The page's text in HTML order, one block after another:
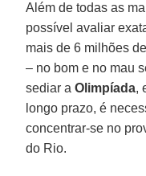
Além de todas as
possível avaliar
mais de 6 milhões
– no bom e no mau
sediar aOlimpíada,
longo prazo, é
concentrar-se no
do Rio.